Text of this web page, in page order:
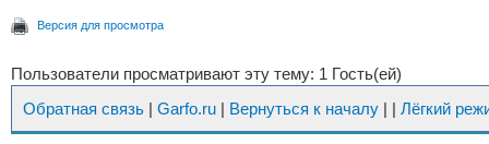
Версия для просмотра
Пользователи просматривают эту тему: 1 Гость(ей)
Обратная связь | Garfo.ru | Вернуться к началу | | Лёгкий